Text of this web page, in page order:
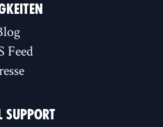
Feed
SUPPORT